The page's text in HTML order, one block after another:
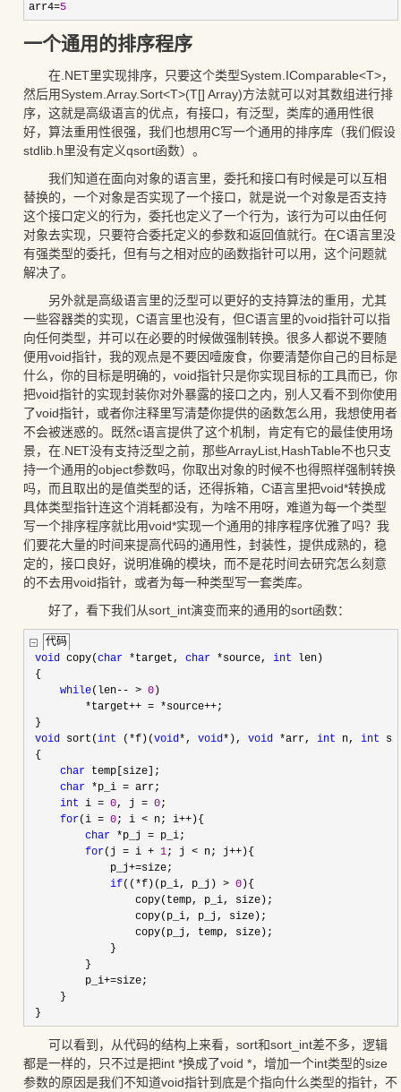
arr4=5
一个通用的排序程序
在.NET里实现排序，只要这个类型System.IComparable<T>，
然后用System.Array.Sort<T>(T[] Array)方法就可以对其数组进行排
序，这就是高级语言的优点，有接口，有泛型，类库的通用性很
好，算法重用性很强，我们也想用C写一个通用的排序库（我们假设
stdlib.h里没有定义qsort函数）。
我们知道在面向对象的语言里，委托和接口有时候是可以互相
替换的，一个对象是否实现了一个接口，就是说一个对象是否支持
这个接口定义的行为，委托也定义了一个行为，该行为可以由任何
对象去实现，只要符合委托定义的参数和返回值就行。在C语言里没
有强类型的委托，但有与之相对应的函数指针可以用，这个问题就
解决了。
另外就是高级语言里的泛型可以更好的支持算法的重用，尤其
一些容器类的实现，C语言里也没有，但C语言里的void指针可以指
向任何类型，并可以在必要的时候做强制转换。很多人都说不要随
便用void指针，我的观点是不要因噎废食，你要清楚你自己的目标是
什么，你的目标是明确的，void指针只是你实现目标的工具而已，你
把void指针的实现封装你对外暴露的接口之内，别人又看不到你使用
了void指针，或者你注释里写清楚你提供的函数怎么用，我想使用者
不会被迷惑的。既然c语言提供了这个机制，肯定有它的最佳使用场
景，在.NET没有支持泛型之前，那些ArrayList,HashTable不也只支
持一个通用的object参数吗，你取出对象的时候不也得照样强制转换
吗，而且取出的是值类型的话，还得拆箱，C语言里把void*转换成
具体类型指针连这个消耗都没有，为啥不用呀，难道为每一个类型
写一个排序程序就比用void*实现一个通用的排序程序优雅了吗？我
们要花大量的时间来提高代码的通用性，封装性，提供成熟的，稳
定的，接口良好，说明准确的模块，而不是花时间去研究怎么刻意
的不去用void指针，或者为每一种类型写一套类库。
好了，看下我们从sort_int演变而来的通用的sort函数：
代码
void copy(char *target, char *source, int len)
{
while(len-- > 0 )
*target++ = *source++;
}
void sort(int ( *f)(void*, void* ), void *arr, int n, int
{
char temp[size];
char *p_i = arr;
int i = 0, j = 0;
for(i = 0; i < n; i++ ){
char *p_j = p_i;
for(j = i + 1; j < n; j++ ){
             p_j
+=size;
if(( *f)(p_i, p_j) > 0 ){
                 copy(temp, p_i, size);
                 copy(p_i, p_j, size);
                 copy(p_j, temp, size);
             }
         }
         p_i
+=size;
     }
}
可以看到，从代码的结构上来看，sort和sort_int差不多，逻辑
都是一样的，只不过是把int *换成了void *，增加一个int类型的size
参数的原因是我们不知道void指针到底是个指向什么类型的指针，不